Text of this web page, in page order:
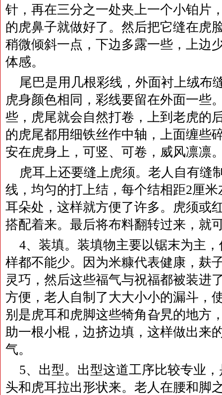
针，再在三分之一处夹上一个小铂片
的虎鼻子就做好了。然后把它缝在虎
稍微倾斜一点，下边多露一些，上边
体感。
尾巴是用几根彩线，外面衬上绒布
虎身颜色相同，彩线要留在外面一些
些，虎尾就会自然打卷，上到老虎的
的虎尾都用细铁丝作中轴，上面缠些
安在虎身上，可竖、可卷，威风凛凛
虎耳上还要缝上虎须。老人自有缝
线，均匀的打上结，每个结相距2厘
耳朵处，这样就方便了许多。虎须或
搭配着来。最后将布料翻转过来，就
4、装填。装填物主要以锯末为主
样都不能少。因为米糠代表健康，麸
灵巧，然后这些福气与祝福都被装进
方便，老人自制了大大小小的漏斗，
别是虎耳和虎脚这些犄角旮旯的地方
助一根小棍，边挤边填，这样做出来
气。
5、出型。出型这道工序比较专业
头和虎耳拉出形状来。老人在腰和脚